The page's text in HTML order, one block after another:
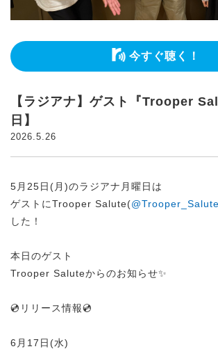
今すぐ聴く！
【ラジアナ】ゲスト『Trooper
日】
2026.5.26
5月25日(月)のラジアナ月曜日は
ゲストにTrooper Salute(@Trooper_Salute
した！
本日のゲスト
Trooper Saluteからのお知らせ✨
💿リリース情報💿
6月17日(水)